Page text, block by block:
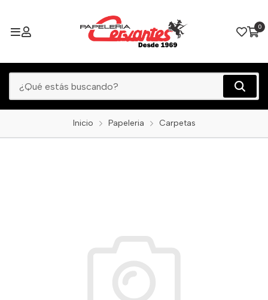
0
Inicio Papeleria Carpetas